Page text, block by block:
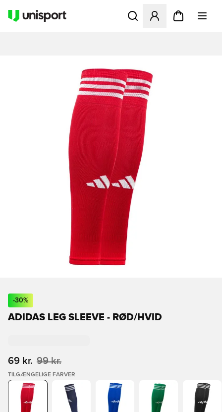
Åbner en Modal til at
-30%
ADIDAS LEG SLEEVE - RØD/HVID
69 kr. 99 kr.
TILGÆNGELIGE FARVER